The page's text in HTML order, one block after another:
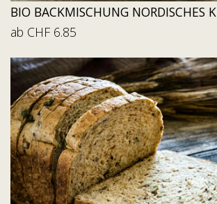
BIO BACKMISCHUNG NORDISCHES
ab CHF 6.85